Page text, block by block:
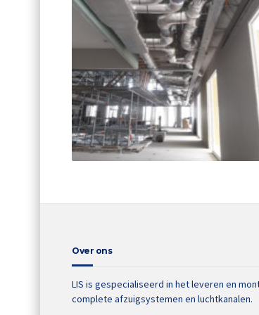
Over ons
LIS is gespecialiseerd in het leveren en
complete afzuigsystemen en luchtkanalen.